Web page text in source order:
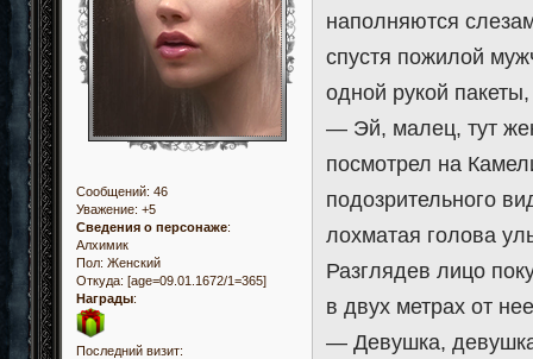
Сообщений: 46
Уважение: +5
Сведения о персонаже:
Алхимик
Пол: Женский
Откуда: [age=09.01.1672/1=365]
Награды:
Последний визит:
наполняются
спустя пожилой
одной рукой
— Эй, малец, тут
посмотрел на
подозрительного
лохматая голова
Разглядев лицо
в двух метрах от
— Девушка,